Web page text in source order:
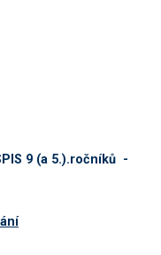
9 (a 5.).ročníků -